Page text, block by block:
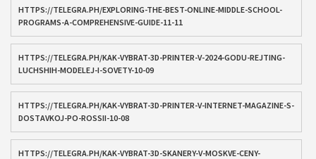
HTTPS://TELEGRA.PH/EXPLORING-THE-BEST-ONLINE-MIDDLE-SCHOOL-
PROGRAMS-A-COMPREHENSIVE-GUIDE-11-11
HTTPS://TELEGRA.PH/KAK-VYBRAT-3D-PRINTER-V-2024-GODU-REJTING-
LUCHSHIH-MODELEJ-I-SOVETY-10-09
HTTPS://TELEGRA.PH/KAK-VYBRAT-3D-PRINTER-V-INTERNET-MAGAZINE-S-
DOSTAVKOJ-PO-ROSSII-10-08
HTTPS://TELEGRA.PH/KAK-VYBRAT-3D-SKANERY-V-MOSKVE-CENY-